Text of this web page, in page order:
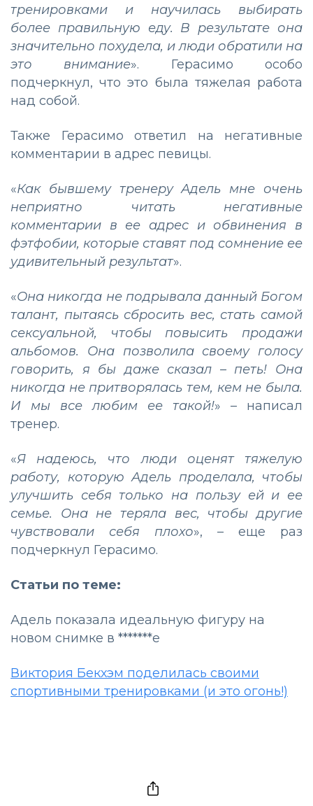
тренировками и научилась выбирать
более правильную еду. В результате она
значительно похудела, и люди обратили на
это внимание». Герасимо особо
подчеркнул, что это была тяжелая работа
над собой.
Также Герасимо ответил на негативные
комментарии в адрес певицы.
«Как бывшему тренеру Адель мне очень
неприятно читать негативные
комментарии в ее адрес и обвинения в
фэтфобии, которые ставят под сомнение ее
удивительный результат».
«Она никогда не подрывала данный Богом
талант, пытаясь сбросить вес, стать самой
сексуальной, чтобы повысить продажи
альбомов. Она позволила своему голосу
говорить, я бы даже сказал – петь! Она
никогда не притворялась тем, кем не была.
И мы все любим ее такой!» – написал
тренер.
«Я надеюсь, что люди оценят тяжелую
работу, которую Адель проделала, чтобы
улучшить себя только на пользу ей и ее
семье. Она не теряла вес, чтобы другие
чувствовали себя плохо», – еще раз
подчеркнул Герасимо.
Статьи по теме:
Адель показала идеальную фигуру на
новом снимке в *******е
Виктория Бекхэм поделилась своими
спортивными тренировками (и это огонь!)